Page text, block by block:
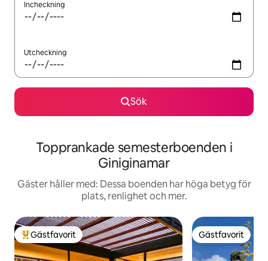
Incheckning
Utcheckning
Sök
Topprankade semesterboenden i
Giniginamar
Gäster håller med: Dessa boenden har höga betyg för
plats, renlighet och mer.
Populär gästfavorit
Gästfavorit Gästfavorit
Gästfavorit